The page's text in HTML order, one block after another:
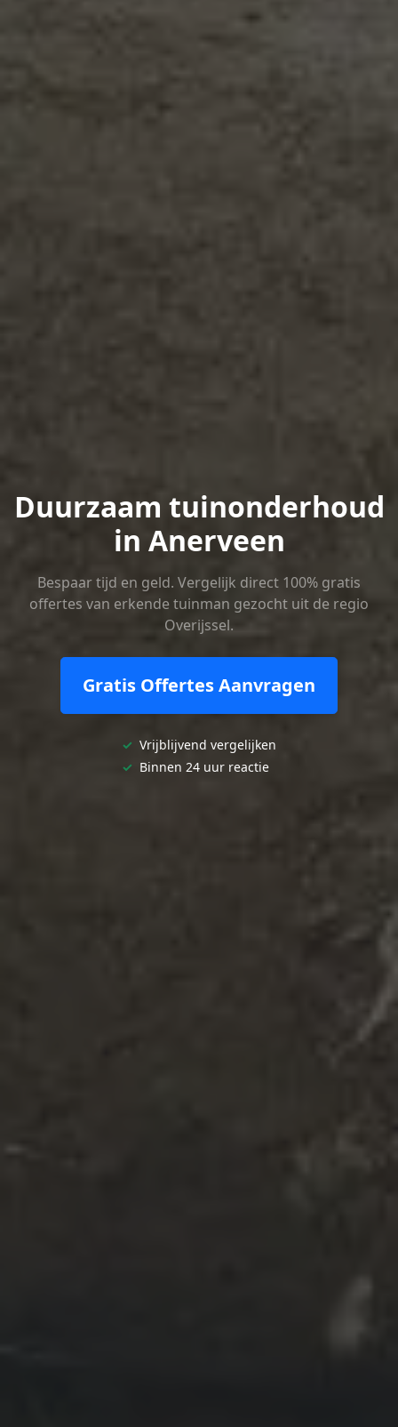
Duurzaam tuinonderhoud
in Anerveen
Bespaar tijd en geld. Vergelijk direct 100% gratis
offertes van erkende tuinman gezocht uit de regio
Overijssel.
Gratis Offertes Aanvragen
✓ Vrijblijvend vergelijken
✓ Binnen 24 uur reactie